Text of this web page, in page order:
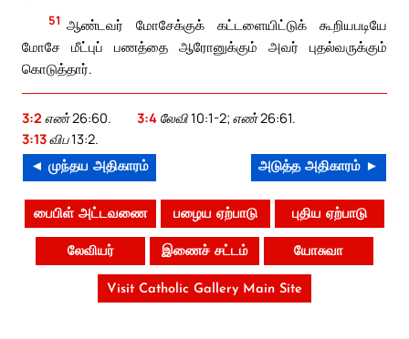
51 ஆண்டவர் மோசேக்குக் கட்டளையிட்டுக் கூறியபடியே
மோசே மீட்புப் பணத்தை ஆரோனுக்கும் அவர் புதல்வருக்கும்
கொடுத்தார்.
3:2 எண் 26:60. 3:4 லேவி 10:1-2; எண் 26:61.
3:13விப 13:2.
◄ முந்தய அதிகாரம் அடுத்த அதிகாரம் ►
பைபிள் அட்டவணை பழைய ஏற்பாடு புதிய ஏற்பாடு
லேவியர் இணைச் சட்டம் யோசுவா
Visit Catholic Gallery Main Site